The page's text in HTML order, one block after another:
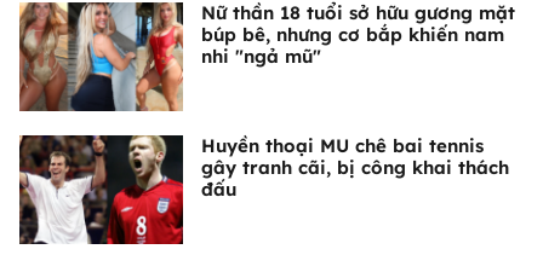
Nữ thần 18 tuổi sở hữu gương mặt
búp bê, nhưng cơ bắp khiến nam
nhi "ngả mũ"
Huyền thoại MU chê bai tennis
gây tranh cãi, bị công khai thách
đấu